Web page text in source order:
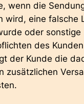
wenn die
wird, eine falsche
oder sonstige
des
der Kunde die
zusätzlichen